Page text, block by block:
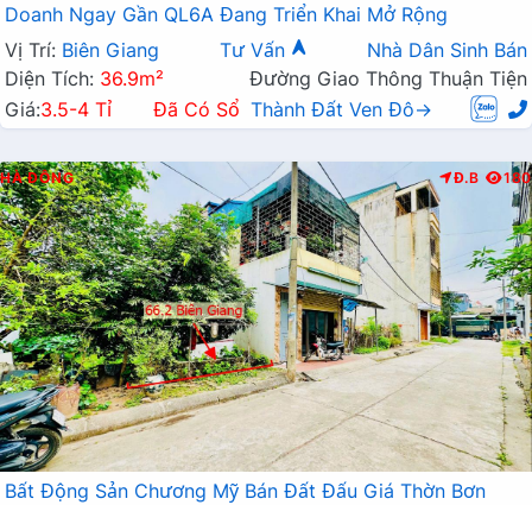
Doanh Ngay Gần QL6A Đang Triển Khai Mở Rộng
Vị Trí: Biên Giang Tư Vấn
Nhà Dân Sinh Bán
Diện Tích: 36.9m²
Đường Giao Thông Thuận Tiện
Giá:3.5-4 Tỉ Đã Có Sổ Thành Đất Ven Đô→
HÀ ĐÔNG Đ.B 180
Bất Động Sản Chương Mỹ Bán Đất Đấu Giá Thờn Bơn